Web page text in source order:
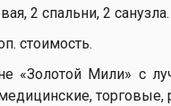
2 спальни, 2 санузла.
стоимость.
Мили» с
торговые,